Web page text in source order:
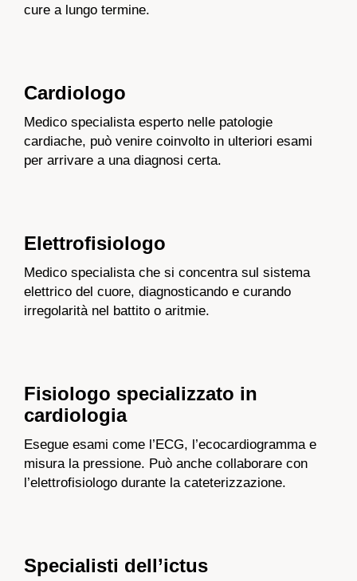
cure a lungo termine.
Cardiologo
Medico specialista esperto nelle patologie
cardiache, può venire coinvolto in ulteriori esami
per arrivare a una diagnosi certa.
Elettrofisiologo
Medico specialista che si concentra sul sistema
elettrico del cuore, diagnosticando e curando
irregolarità nel battito o aritmie.
Fisiologo specializzato in
cardiologia
Esegue esami come l’ECG, l’ecocardiogramma e
misura la pressione. Può anche collaborare con
l’elettrofisiologo durante la cateterizzazione.
Specialisti dell’ictus